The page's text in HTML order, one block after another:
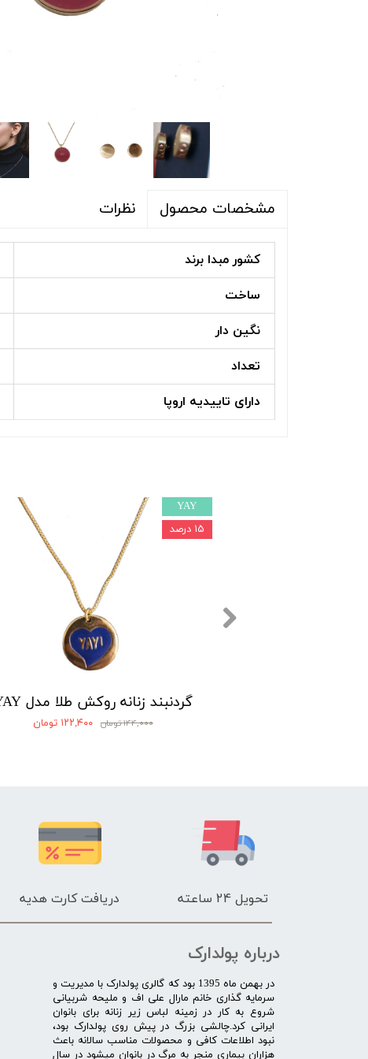
مشخصات محصول نظرات
کشور مبدا برند
ساخت
نگین دار
تعداد
دارای تاییدیه اروپا
گردنبند زنانه روکش طلا مدل YAY
۱۴۴,۰۰۰ تومان ۱۲۲,۴۰۰ تومان
YAY
۱۵ درصد
تحویل 24 ساعته دریافت کارت هدیه
درباره پولدارک
در بهمن ماه 1395 بود که گالری پولدارک با مدیریت و
سرمایه گذاری خانم مارال علی اف و ملیحه شربیانی
شروع به کار در زمینه لباس زیر زنانه برای بانوان
ایرانی کرد.چالشی بزرگ در پیش روی پولدارک بود،
نبود اطلاعات کافی و محصولات مناسب سالانه باعث
هزاران بیماری منجر به مرگ در بانوان میشود در سال